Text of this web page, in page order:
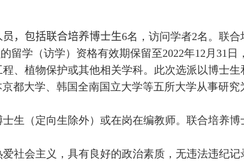
员，包括联合培养博士生6名 ，访问学者2名。联合
留学（访学）资格有效期保留至2022年12 月 31 日
程、植物保护或其他相关学科。此次选派以博士
都大学、韩国全南国立大学等五所大学从事研究
士生（定向生除外）或在岗在编教师。联合培养
爱社会主义，具有良好的政治素质，无违法违纪